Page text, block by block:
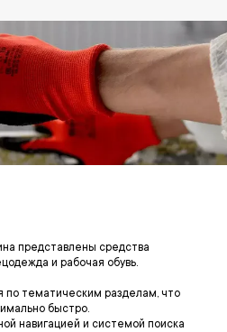
представлены средства
и рабочая обувь.
по тематическим разделам, что
быстро.
навигацией и системой поиска